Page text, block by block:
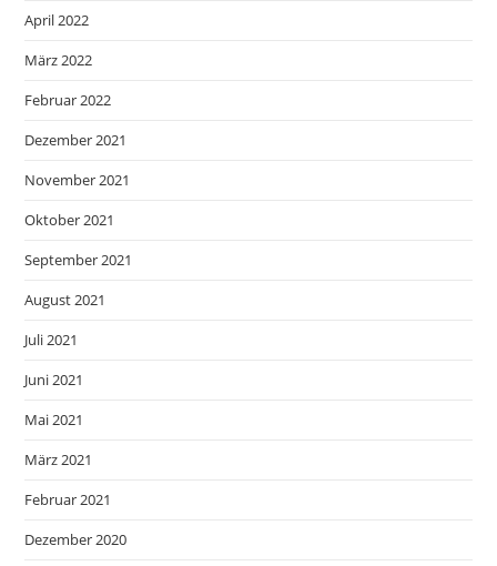
April 2022
März 2022
Februar 2022
Dezember 2021
November 2021
Oktober 2021
September 2021
August 2021
Juli 2021
Juni 2021
Mai 2021
März 2021
Februar 2021
Dezember 2020